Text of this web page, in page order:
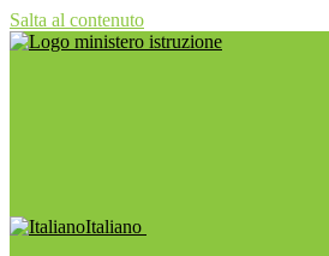
Salta al contenuto
Italiano